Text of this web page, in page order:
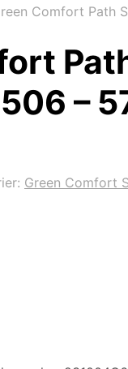
Comfort Path
–
Green Comfort